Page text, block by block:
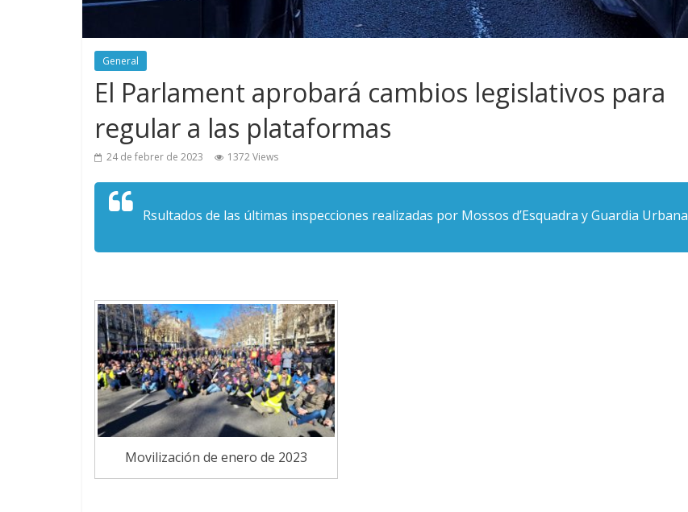
General
El Parlament aprobará cambios legislativos para
regular a las plataformas
24 de febrer de 2023 1372 Views
Rsultados de las últimas inspecciones realizadas por Mossos d’Esquadra y Guardia Urbana
Movilización de enero de 2023